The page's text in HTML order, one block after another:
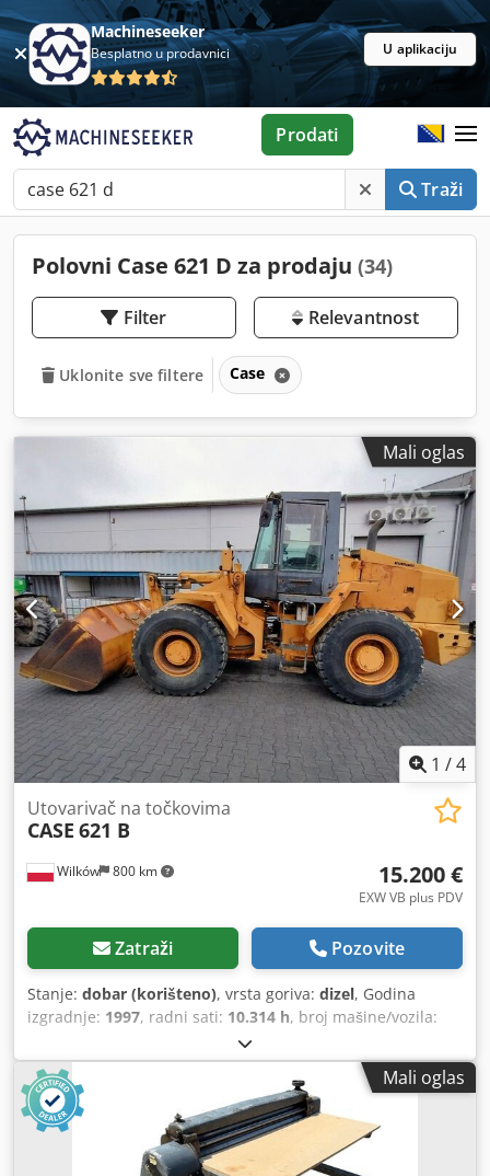
Machineseeker
Besplatno u prodavnici U aplikaciju
Traži
Prodati
Polovni Case 621 D za prodaju (34)
Filter Relevantnost
Uklonite sve filtere Case
Mali oglas
1 /4
Wilków 800 km
Utovarivač na točkovima
CASE 621 B
15.200 €
EXW VB plus PDV
Zatraži Pozovite
Stanje: dobar (korišteno), vrsta goriva: dizel, Godina
izgradnje: 1997, radni sati: 10.314 h, broj mašine/vozila:
Mali oglas